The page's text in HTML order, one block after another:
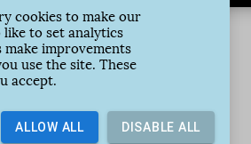
cookies to make our
like to set analytics
improvements
use the site. These
accept.
ALLOW ALL DISABLE ALL